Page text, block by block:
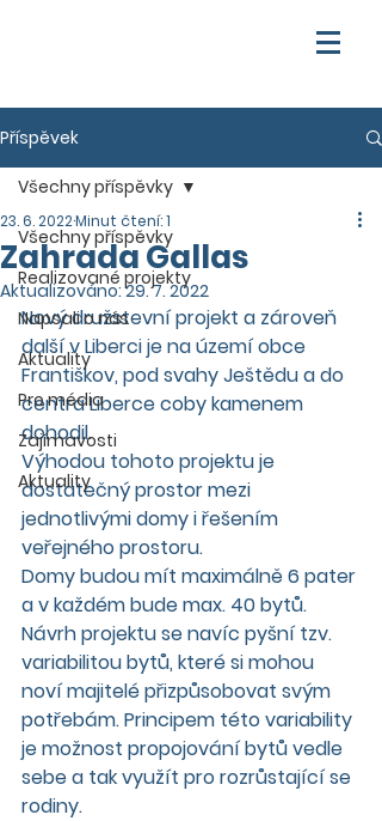
Příspěvek
Všechny příspěvky
Realizované projekty
Napsali o nás
Aktuality
Pro média
Zajímavosti
Aktuality
Všechny příspěvky
Zahrada Gallas
23. 6. 2022Minut čtení: 1
Aktualizováno:29. 7. 2022
Nový družstevní projekt a zároveň
další v Liberci je na území obce
Františkov, pod svahy Ještědu a do
centra Liberce coby kamenem
dohodil.
Výhodou tohoto projektu je
dostatečný prostor mezi
jednotlivými domy i řešením
veřejného prostoru.
Domy budou mít maximálně 6 pater
a v každém bude max. 40 bytů.
Návrh projektu se navíc pyšní tzv.
variabilitou bytů, které si mohou
noví majitelé přizpůsobovat svým
potřebám. Principem této variability
je možnost propojování bytů vedle
sebe a tak využít pro rozrůstající se
rodiny.